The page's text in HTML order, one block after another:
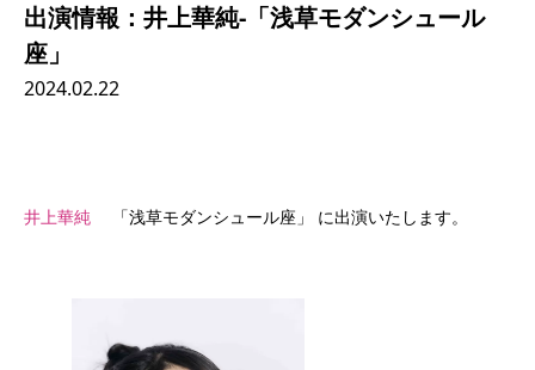
出演情報：井上華純-「浅草モダンシュール
座」
2024.02.22
井上華純 「浅草モダンシュール座」 に出演いたします。